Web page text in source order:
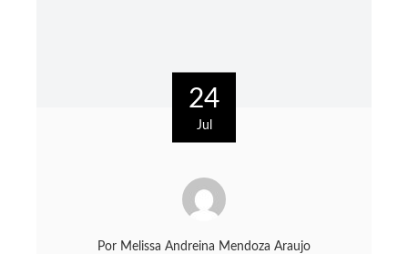
24
Jul
Por Melissa Andreina Mendoza Araujo